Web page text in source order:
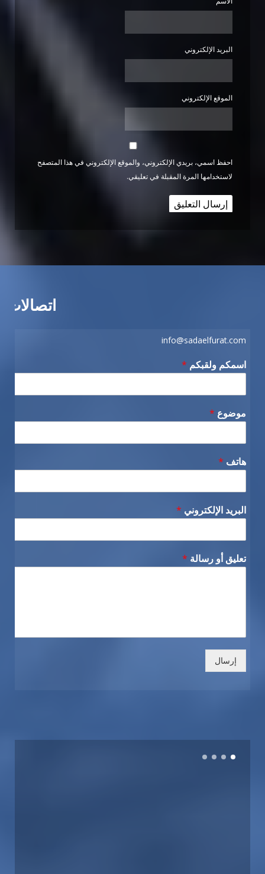
البريد الإلكتروني
الموقع الإلكتروني
احفظ اسمي، بريدي الإلكتروني، والموقع الإلكتروني في هذا المتصفح
لاستخدامها المرة المقبلة في تعليقي.
اتصالات
info@sadaelfurat.com
اسمكم ولقبكم *
موضوع *
هاتف *
البريد الإلكتروني *
تعليق أو رسالة *
إرسال